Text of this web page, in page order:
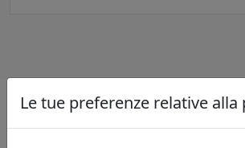
Informazioni sul brand
Le tue preferenze relative alla